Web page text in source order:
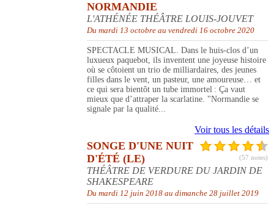
NORMANDIE
L'ATHÉNÉE THÉÂTRE LOUIS-JOUVET
Du mardi 13 octobre au vendredi 16 octobre 2020
SPECTACLE MUSICAL. Dans le huis-clos d’un
luxueux paquebot, ils inventent une joyeuse histoire
où se côtoient un trio de milliardaires, des jeunes
filles dans le vent, un pasteur, une amoureuse… et
ce qui sera bientôt un tube immortel : Ça vaut
mieux que d’attraper la scarlatine. "Normandie se
signale par la qualité...
Voir tous les détails
(57 notes)
SONGE D'UNE NUIT
D'ÉTÉ (LE)
THÉÂTRE DE VERDURE DU JARDIN DE
SHAKESPEARE
Du mardi 12 juin 2018 au dimanche 28 juillet 2019